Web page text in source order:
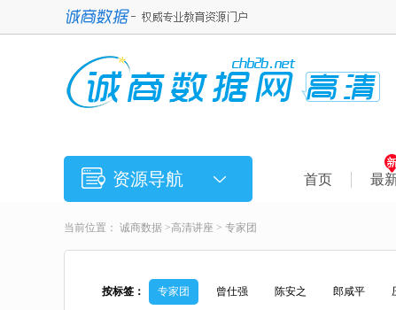
资源导航 首页 最
当前位置： 诚商数据 >高清讲座 > 专家团
按标签： 专家团 曾仕强 陈安之 郎咸平